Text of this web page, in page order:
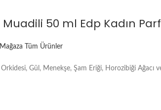
50 ml Edp Kadın
Mağaza Tüm Ürünler
Gül, Menekşe, Şam Eriği, Horozibiği Ağacı